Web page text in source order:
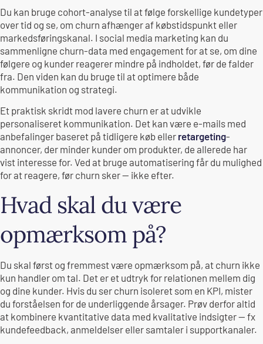
Du kan bruge cohort-analyse til at følge forskellige kundetyper
over tid og se, om churn afhænger af købstidspunkt eller
markedsføringskanal. I social media marketing kan du
sammenligne churn-data med engagement for at se, om dine
følgere og kunder reagerer mindre på indholdet, før de falder
fra. Den viden kan du bruge til at optimere både
kommunikation og strategi.
Et praktisk skridt mod lavere churn er at udvikle
personaliseret kommunikation. Det kan være e-mails med
anbefalinger baseret på tidligere køb eller retargeting-
annoncer, der minder kunder om produkter, de allerede har
vist interesse for. Ved at bruge automatisering får du mulighed
for at reagere, før churn sker — ikke efter.
Hvad skal du være
opmærksom på?
Du skal først og fremmest være opmærksom på, at churn ikke
kun handler om tal. Det er et udtryk for relationen mellem dig
og dine kunder. Hvis du ser churn isoleret som en KPI, mister
du forståelsen for de underliggende årsager. Prøv derfor altid
at kombinere kvantitative data med kvalitative indsigter — fx
kundefeedback, anmeldelser eller samtaler i supportkanaler.